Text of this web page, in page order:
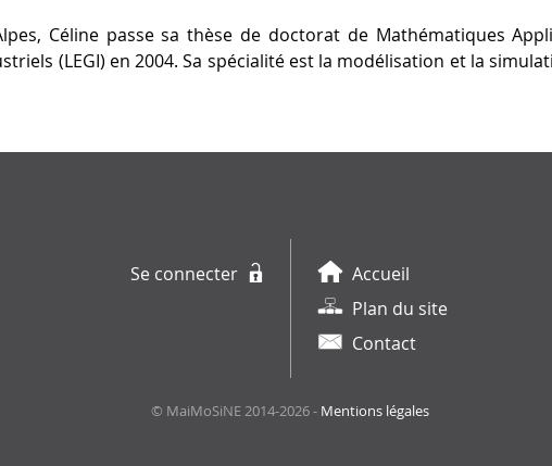
Céline passe sa thèse de doctorat de Mathématiques
(LEGI) en 2004. Sa spécialité est la modélisation et la
Se connecter
Accueil
Plan du site
Contact
© MaiMoSiNE 2014-2026 - Mentions légales